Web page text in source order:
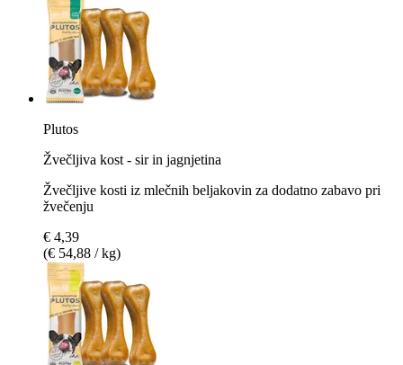
Plutos
Žvečljiva kost - sir in jagnjetina
Žvečljive kosti iz mlečnih beljakovin za dodatno zabavo pri
žvečenju
€ 4,39
(€ 54,88 / kg)